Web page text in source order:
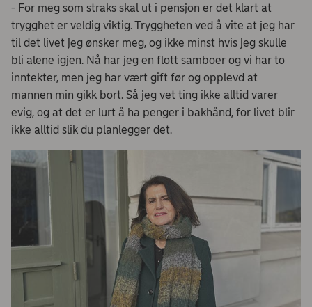
- For meg som straks skal ut i pensjon er det klart at
trygghet er veldig viktig. Tryggheten ved å vite at jeg har
til det livet jeg ønsker meg, og ikke minst hvis jeg skulle
bli alene igjen. Nå har jeg en flott samboer og vi har to
inntekter, men jeg har vært gift før og opplevd at
mannen min gikk bort. Så jeg vet ting ikke alltid varer
evig, og at det er lurt å ha penger i bakhånd, for livet blir
ikke alltid slik du planlegger det.